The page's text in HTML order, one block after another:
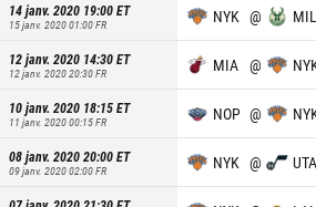
14 janv. 2020 19:00ET
15 janv. 2020 01:00FR NYK @ MIL
12 janv. 2020 14:30ET
12 janv. 2020 20:30FR MIA @
10 janv. 2020 18:15ET
11 janv. 2020 00:15FR NOP @
08 janv. 2020 20:00ET
09 janv. 2020 02:00FR NYK @ UTA